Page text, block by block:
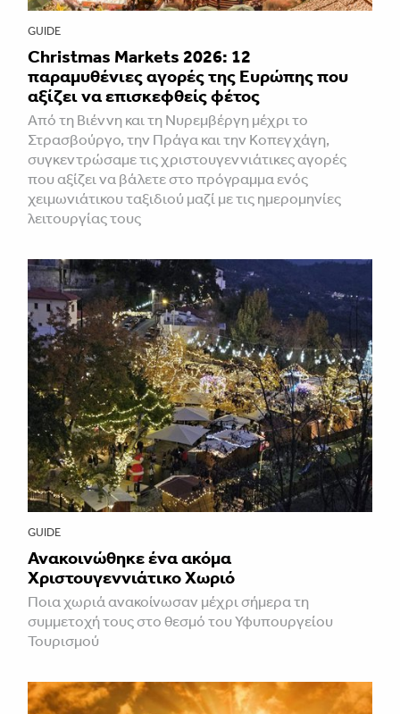
GUIDE
Christmas Markets 2026: 12
παραμυθένιες αγορές της Ευρώπης που
αξίζει να επισκεφθείς φέτος
Από τη Βιέννη και τη Νυρεμβέργη μέχρι το
Στρασβούργο, την Πράγα και την Κοπεγχάγη,
συγκεντρώσαμε τις χριστουγεννιάτικες αγορές
που αξίζει να βάλετε στο πρόγραμμα ενός
χειμωνιάτικου ταξιδιού μαζί με τις ημερομηνίες
λειτουργίας τους
GUIDE
Ανακοινώθηκε ένα ακόμα
Χριστουγεννιάτικο Χωριό
Ποια χωριά ανακοίνωσαν μέχρι σήμερα τη
συμμετοχή τους στο θεσμό του Υφυπουργείου
Τουρισμού